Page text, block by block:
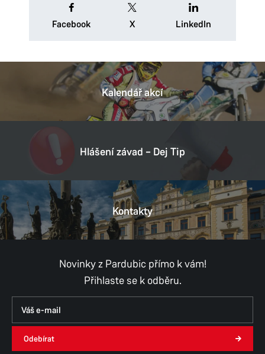
Facebook X LinkedIn
Kalendář akcí
Hlášení závad – Dej Tip
Kontakty
Novinky z Pardubic přímo k vám!
Přihlaste se k odběru.
Odebírat